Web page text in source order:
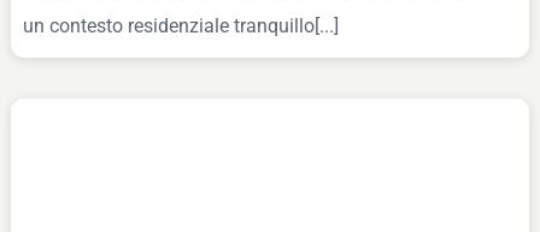
un contesto residenziale tranquillo[...]